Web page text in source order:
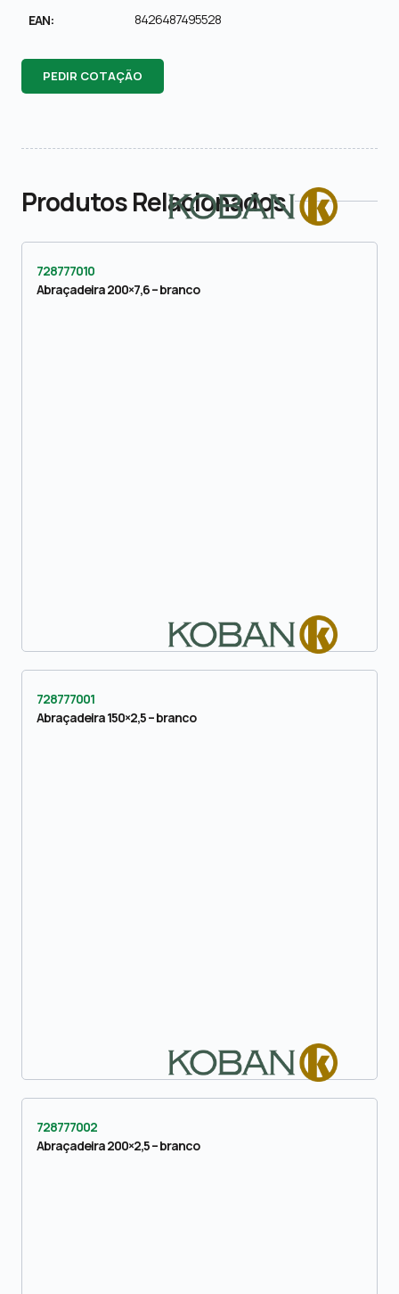
EAN: 8426487495528
PEDIR COTAÇÃO
Produtos Relacionados
728777010
Abraçadeira 200×7,6 – branco
728777001
Abraçadeira 150×2,5 – branco
728777002
Abraçadeira 200×2,5 – branco